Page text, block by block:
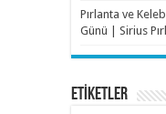
Pırlanta ve
Günü | Sirius
ETİKETLER